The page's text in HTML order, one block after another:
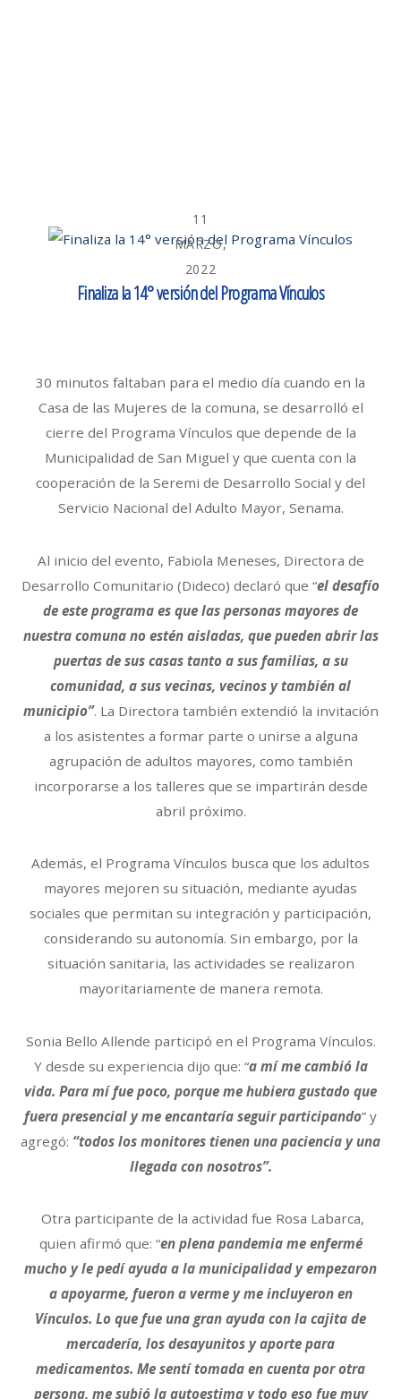
11
MARZO,
2022
Finaliza la 14° versión del Programa Vínculos
30 minutos faltaban para el medio día cuando en la
Casa de las Mujeres de la comuna, se desarrolló el
cierre del Programa Vínculos que depende de la
Municipalidad de San Miguel y que cuenta con la
cooperación de la Seremi de Desarrollo Social y del
Servicio Nacional del Adulto Mayor, Senama.
Al inicio del evento, Fabiola Meneses, Directora de
Desarrollo Comunitario (Dideco) declaró que “el desafío
de este programa es que las personas mayores de
nuestra comuna no estén aisladas, que pueden abrir las
puertas de sus casas tanto a sus familias, a su
comunidad, a sus vecinas, vecinos y también al
municipio”. La Directora también extendió la invitación
a los asistentes a formar parte o unirse a alguna
agrupación de adultos mayores, como también
incorporarse a los talleres que se impartirán desde
abril próximo.
Además, el Programa Vínculos busca que los adultos
mayores mejoren su situación, mediante ayudas
sociales que permitan su integración y participación,
considerando su autonomía. Sin embargo, por la
situación sanitaria, las actividades se realizaron
mayoritariamente de manera remota.
Sonia Bello Allende participó en el Programa Vínculos.
Y desde su experiencia dijo que: “a mí me cambió la
vida. Para mí fue poco, porque me hubiera gustado que
fuera presencial y me encantaría seguir participando” y
agregó: “todos los monitores tienen una paciencia y una
llegada con nosotros”.
Otra participante de la actividad fue Rosa Labarca,
quien afirmó que: “en plena pandemia me enfermé
mucho y le pedí ayuda a la municipalidad y empezaron
a apoyarme, fueron a verme y me incluyeron en
Vínculos. Lo que fue una gran ayuda con la cajita de
mercadería, los desayunitos y aporte para
medicamentos. Me sentí tomada en cuenta por otra
persona, me subió la autoestima y todo eso fue muy